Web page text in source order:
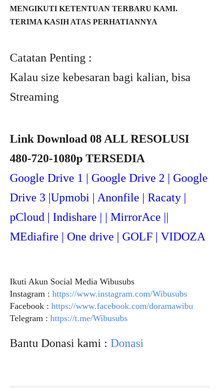
MENGIKUTI KETENTUAN TERBARU KAMI.
TERIMA KASIH ATAS PERHATIANNYA
Catatan Penting :
Kalau size kebesaran bagi kalian, bisa
Streaming
Link Download 08 ALL RESOLUSI
480-720-1080p TERSEDIA
Google Drive 1 | Google Drive 2 | Google
Drive 3 |Upmobi | Anonfile | Racaty |
pCloud | Indishare | | MirrorAce ||
MEdiafire | One drive | GOLF | VIDOZA
Ikuti Akun Social Media Wibusubs
Instagram : https://www.instagram.com/Wibusubs
Facebook : https://www.facebook.com/doramawibu
Telegram : https://t.me/Wibusubs
Bantu Donasi kami : Donasi